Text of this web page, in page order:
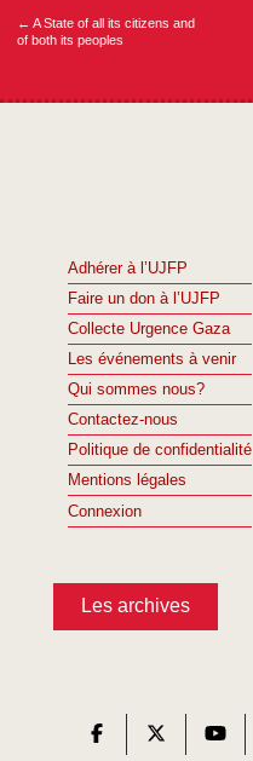
← A State of all its citizens and
of both its peoples
Adhérer à l’UJFP
Faire un don à l’UJFP
Collecte Urgence Gaza
Les événements à venir
Qui sommes nous?
Contactez-nous
Politique de confidentialité
Mentions légales
Connexion
Les archives